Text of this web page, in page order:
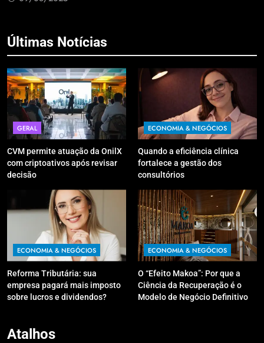
Últimas Notícias
GERAL
CVM permite atuação da OnilX
com criptoativos após revisar
decisão
ECONOMIA & NEGÓCIOS
Quando a eficiência clínica
fortalece a gestão dos
consultórios
ECONOMIA & NEGÓCIOS
Reforma Tributária: sua
empresa pagará mais imposto
sobre lucros e dividendos?
ECONOMIA & NEGÓCIOS
O “Efeito Makoa”: Por que a
Ciência da Recuperação é o
Modelo de Negócio Definitivo
Atalhos